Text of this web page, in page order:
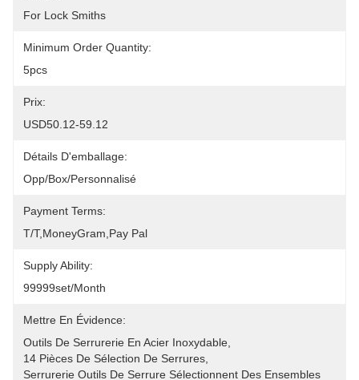
For Lock Smiths
Minimum Order Quantity:
5pcs
Prix:
USD50.12-59.12
Détails D'emballage:
Opp/Box/Personnalisé
Payment Terms:
T/T,MoneyGram,pay Pal
Supply Ability:
99999set/Month
Mettre En Évidence:
Outils De Serrurerie En Acier Inoxydable
14 Pièces De Sélection De Serrures
Serrurerie Outils De Serrure Sélectionnent Des Ensembles